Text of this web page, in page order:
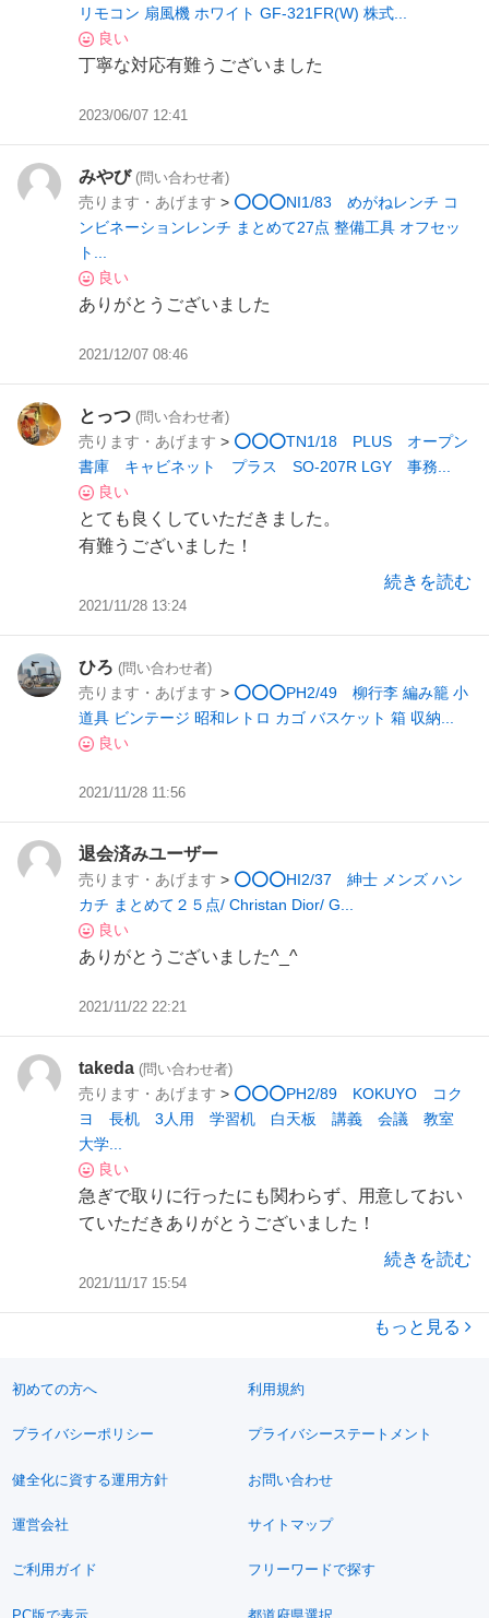
リモコン 扇風機 ホワイト GF-321FR(W) 株式...
良い
丁寧な対応有難うございました
2023/06/07 12:41
みやび (問い合わせ者)
売ります・あげます > ⭕⭕⭕NI1/83 めがねレンチ コ
ンビネーションレンチ まとめて27点 整備工具 オフセッ
ト...
良い
ありがとうございました
2021/12/07 08:46
とっつ (問い合わせ者)
売ります・あげます > ⭕⭕⭕TN1/18 PLUS オープン
書庫 キャビネット プラス SO-207R LGY 事務...
良い
とても良くしていただきました。
有難うございました！
続きを読む
2021/11/28 13:24
ひろ (問い合わせ者)
売ります・あげます > ⭕⭕⭕PH2/49 柳行李 編み籠 小
道具 ビンテージ 昭和レトロ カゴ バスケット 箱 収納...
良い
2021/11/28 11:56
退会済みユーザー
売ります・あげます > ⭕⭕⭕HI2/37 紳士 メンズ ハン
カチ まとめて２５点/ Christan Dior/ G...
良い
ありがとうございました^_^
2021/11/22 22:21
takeda (問い合わせ者)
売ります・あげます > ⭕⭕⭕PH2/89 KOKUYO コク
ヨ 長机 3人用 学習机 白天板 講義 会議 教室
大学...
良い
急ぎで取りに行ったにも関わらず、用意しておい
ていただきありがとうございました！
続きを読む
2021/11/17 15:54
もっと見る
初めての方へ 利用規約
プライバシーポリシー プライバシーステートメント
健全化に資する運用方針 お問い合わせ
運営会社 サイトマップ
ご利用ガイド フリーワードで探す